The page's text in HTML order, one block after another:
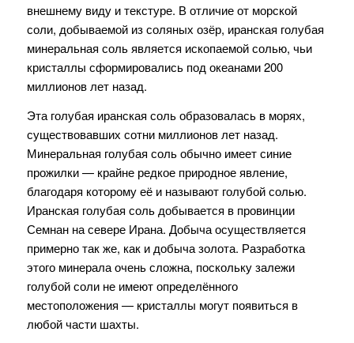
внешнему виду и текстуре. В отличие от морской
соли, добываемой из соляных озёр, иранская голубая
минеральная соль является ископаемой солью, чьи
кристаллы сформировались под океанами 200
миллионов лет назад.
Эта голубая иранская соль образовалась в морях,
существовавших сотни миллионов лет назад.
Минеральная голубая соль обычно имеет синие
прожилки — крайне редкое природное явление,
благодаря которому её и называют голубой солью.
Иранская голубая соль добывается в провинции
Семнан на севере Ирана. Добыча осуществляется
примерно так же, как и добыча золота. Разработка
этого минерала очень сложна, поскольку залежи
голубой соли не имеют определённого
местоположения — кристаллы могут появиться в
любой части шахты.